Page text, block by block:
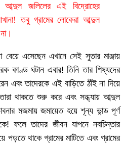
আব্দুল জলিলের এই বিদ্রোহের
তবু গ্রামের লোকেরা আব্দুল
এসেছেন এখানে সেই সুতার মাঞ্জায়
কাণ্ড ঘটান এবার! তিনি তার শিষ্যদের
তাদেরকে এই বাড়িতে ঠাঁই না দিয়ে
থাকতে শুরু করে এবং সন্ধ্যায় আব্দুল
মজমায় জমায়েত হয়ে শূন্য ভান্ড পূর্ণ
ফলে তাদের জীবন যাপনে নবচিন্তার
পড়তে থাকে গ্রামের মাটিতে এবং গ্রামের